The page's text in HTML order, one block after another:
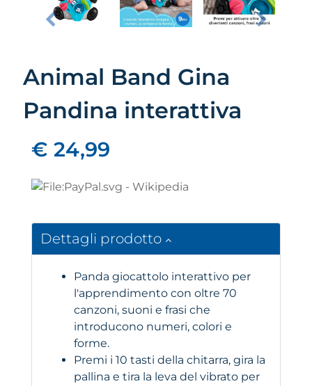
Animal Band Gina
Pandina interattiva
€ 24,99
Dettagli prodotto
Panda giocattolo interattivo per
l'apprendimento con oltre 70
canzoni, suoni e frasi che
introducono numeri, colori e
forme.
Premi i 10 tasti della chitarra, gira la
pallina e tira la leva del vibrato per